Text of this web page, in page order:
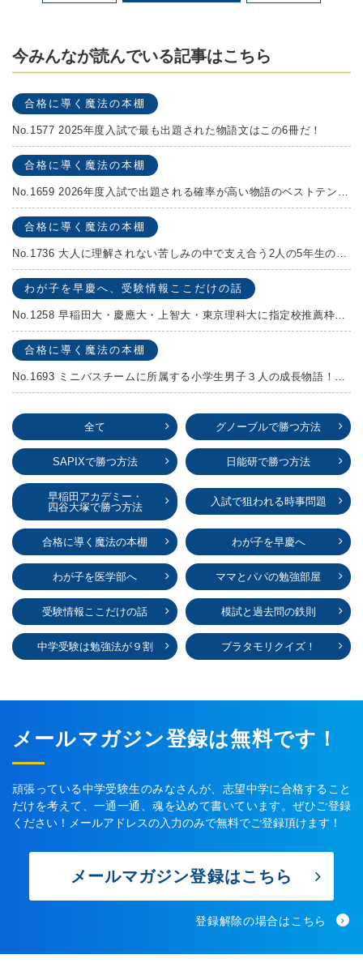
今みんなが読んでいる記事はこちら
合格に導く魔法の本棚
No.1577 2025年度入試で最も出題された物語文はこの6冊だ！
合格に導く魔法の本棚
合格に導く魔法の本棚
わが子を早慶へ、受験情報ここだけの話
合格に導く魔法の本棚
全て グノーブルで勝つ方法
SAPIXで勝つ方法 日能研で勝つ方法
早稲田アカデミー・
四谷大塚で勝つ方法
入試で狙われる時事問題
合格に導く魔法の本棚 わが子を早慶へ
わが子を医学部へ ママとパパの勉強部屋
受験情報ここだけの話 模試と過去問の鉄則
中学受験は勉強法が９割 ブラタモリクイズ！
メールマガジン登録は無料です！
頑張っている中学受験生のみなさんが、志望中学に合格すること
だけを考えて、一通一通、魂を込めて書いています。ぜひご登録
ください！メールアドレスの入力のみで無料でご登録頂けます！
メールマガジン登録はこちら
登録解除の場合はこちら